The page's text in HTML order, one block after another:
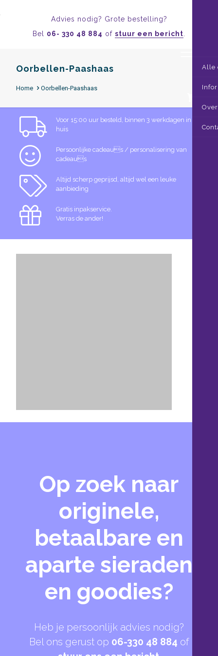
Advies nodig? Grote bestelling?
Bel 06- 330 48 884 of stuur een bericht
Oorbellen-Paashaas
Home Oorbellen-Paashaas
Voor 15:00 uur besteld, binnen 3 werkdagen in
huis
Persoonlijke cadeaus / personalisering van
cadeaus
Altijd scherp geprijsd, altijd wel een leuke
aanbieding
Gratis inpakservice.
Verras de ander!
Op zoek naar
originele,
betaalbare en
aparte sieraden
en goodies?
Heb je persoonlijk advies nodig?
Bel ons gerust op 06-330 48 884 of
Alle